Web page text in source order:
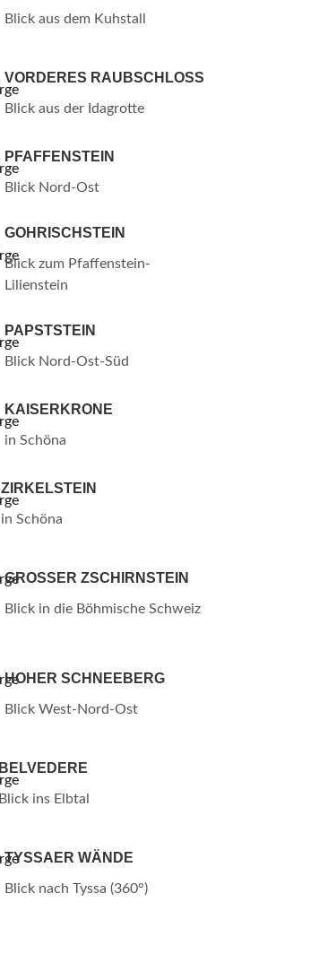
Blick aus dem Kuhstall
VORDERES RAUBSCHLOSS
Blick aus der Idagrotte
PFAFFENSTEIN
Blick Nord-Ost
GOHRISCHSTEIN
Blick zum Pfaffenstein-
Lilienstein
PAPSTSTEIN
Blick Nord-Ost-Süd
KAISERKRONE
in Schöna
ZIRKELSTEIN
in Schöna
GROSSER ZSCHIRNSTEIN
Blick in die Böhmische Schweiz
HOHER SCHNEEBERG
Blick West-Nord-Ost
BELVEDERE
Blick ins Elbtal
TYSSAER WÄNDE
Blick nach Tyssa (360°)